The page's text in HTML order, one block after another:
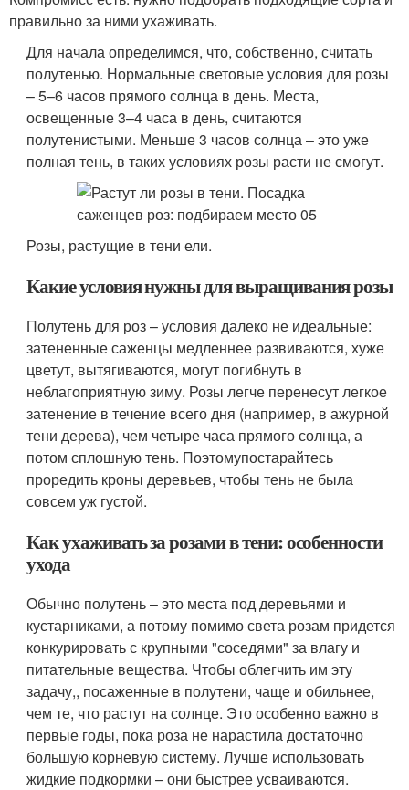
правильно за ними ухаживать.
Для начала определимся, что, собственно, считать
полутенью. Нормальные световые условия для розы
– 5–6 часов прямого солнца в день. Места,
освещенные 3–4 часа в день, считаются
полутенистыми. Меньше 3 часов солнца – это уже
полная тень, в таких условиях розы расти не смогут.
Розы, растущие в тени ели.
Какие условия нужны для выращивания розы
Полутень для роз – условия далеко не идеальные:
затененные саженцы медленнее развиваются, хуже
цветут, вытягиваются, могут погибнуть в
неблагоприятную зиму. Розы легче перенесут легкое
затенение в течение всего дня (например, в ажурной
тени дерева), чем четыре часа прямого солнца, а
потом сплошную тень. Поэтомупостарайтесь
проредить кроны деревьев, чтобы тень не была
совсем уж густой.
Как ухаживать за розами в тени: особенности
ухода
Обычно полутень – это места под деревьями и
кустарниками, а потому помимо света розам придется
конкурировать с крупными "соседями" за влагу и
питательные вещества. Чтобы облегчить им эту
задачу,, посаженные в полутени, чаще и обильнее,
чем те, что растут на солнце. Это особенно важно в
первые годы, пока роза не нарастила достаточно
большую корневую систему. Лучше использовать
жидкие подкормки – они быстрее усваиваются.